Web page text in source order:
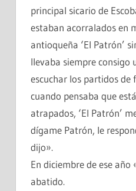
principal sicario de
estaban acorralados en
antioqueña ‘El Patrón’
llevaba siempre consigo
escuchar los partidos de
cuando pensaba que
atrapados, ‘El Patrón’
dígame Patrón, le
dijo».
En diciembre de ese año
abatido.